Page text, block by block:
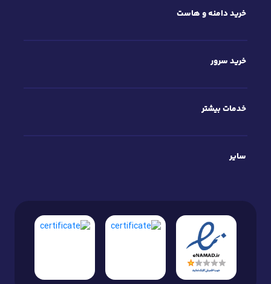
خرید دامنه و هاست
خرید سرور
خدمات بیشتر
سایر